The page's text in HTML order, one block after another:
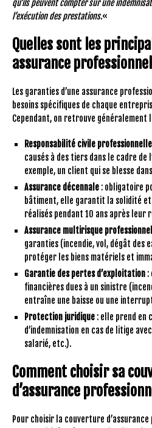
qu’ils peuvent compter sur une
l’exécution des prestations.«
Quelles sont les
assurance
Les garanties d’une assurance
besoins spécifiques de chaque
Cependant, on retrouve généralement
Responsabilité civile professionnelle
causés à des tiers dans le cadre
exemple, un client qui se blesse
Assurance décennale : obligatoire
bâtiment, elle garantit la solidité
réalisés pendant 10 ans après leur
Assurance multirisque
garanties (incendie, vol, dégât des
protéger les biens matériels et
Garantie des pertes d’exploitation :
financières dues à un sinistre
entraîne une baisse ou une
Protection juridique : elle prend en
d’indemnisation en cas de litige
salarié, etc.).
Comment choisir sa
d’assurance
Pour choisir la couverture